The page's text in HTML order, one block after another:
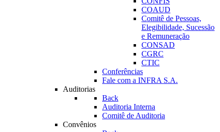
COAUD
Comitê de Pessoas,
Elegibilidade, Sucessão
e Remuneração
CONSAD
CGRC
CTIC
Conferências
Fale com a INFRA S.A.
Auditorias
Back
Auditoria Interna
Comitê de Auditoria
Convênios